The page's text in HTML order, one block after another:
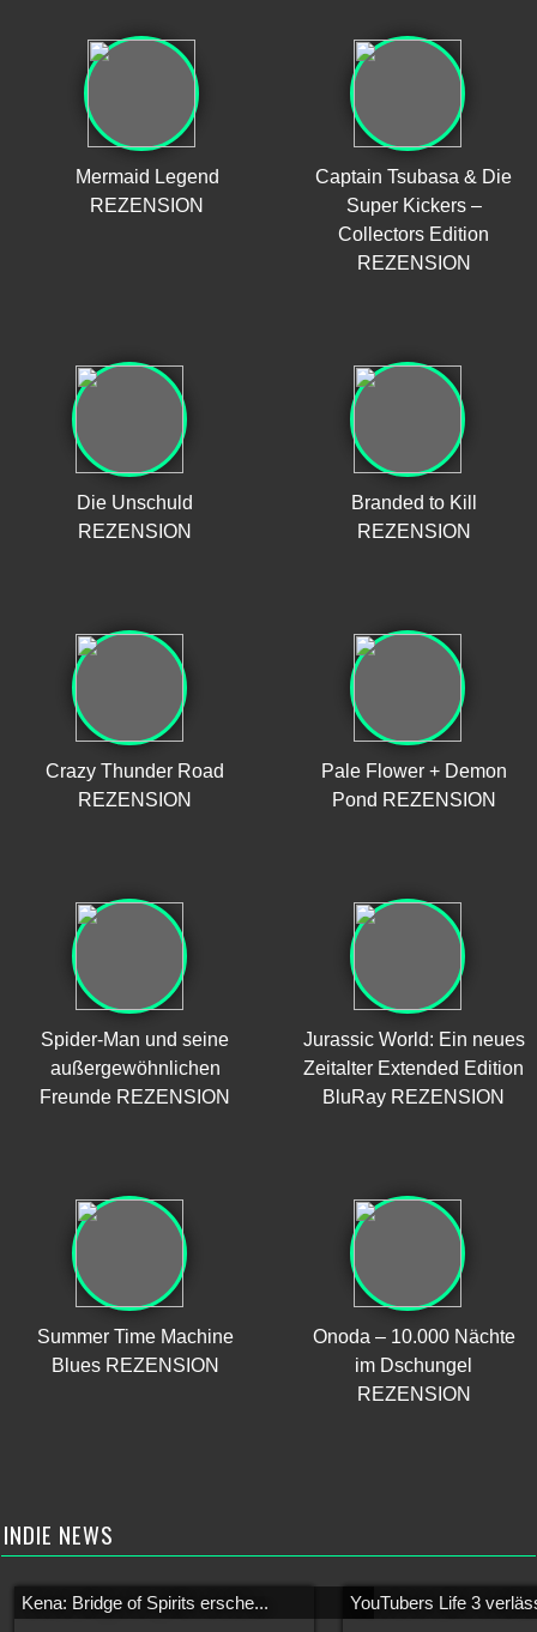
Mermaid Legend
REZENSION
Captain Tsubasa & Die
Super Kickers –
Collectors Edition
REZENSION
Die Unschuld
REZENSION
Branded to Kill
REZENSION
Crazy Thunder Road
REZENSION
Pale Flower + Demon
Pond REZENSION
Spider-Man und seine
außergewöhnlichen
Freunde REZENSION
Jurassic World: Ein neues
Zeitalter Extended Edition
BluRay REZENSION
Summer Time Machine
Blues REZENSION
Onoda – 10.000 Nächte
im Dschungel
REZENSION
INDIE NEWS
Kena: Bridge of Spirits ersche... YouTubers Life 3